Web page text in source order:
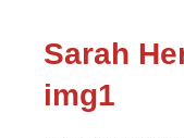
Sarah
img1